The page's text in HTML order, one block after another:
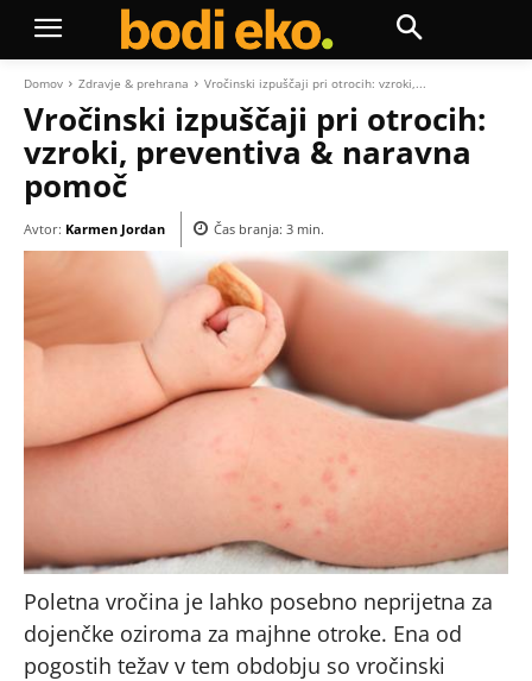
Domov Zdravje & prehrana Vročinski izpuščaji pri otrocih: vzroki,...
Vročinski izpuščaji pri otrocih:
vzroki, preventiva & naravna
pomoč
Avtor: Karmen Jordan Čas branja: 3 min.
Poletna vročina je lahko posebno neprijetna za
dojenčke oziroma za majhne otroke. Ena od
pogostih težav v tem obdobju so vročinski